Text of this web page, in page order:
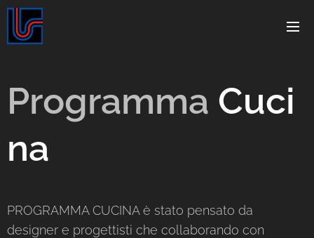
Programma Cuci
na
PROGRAMMA CUCINA è stato pensato da
designer e progettisti che collaborando con